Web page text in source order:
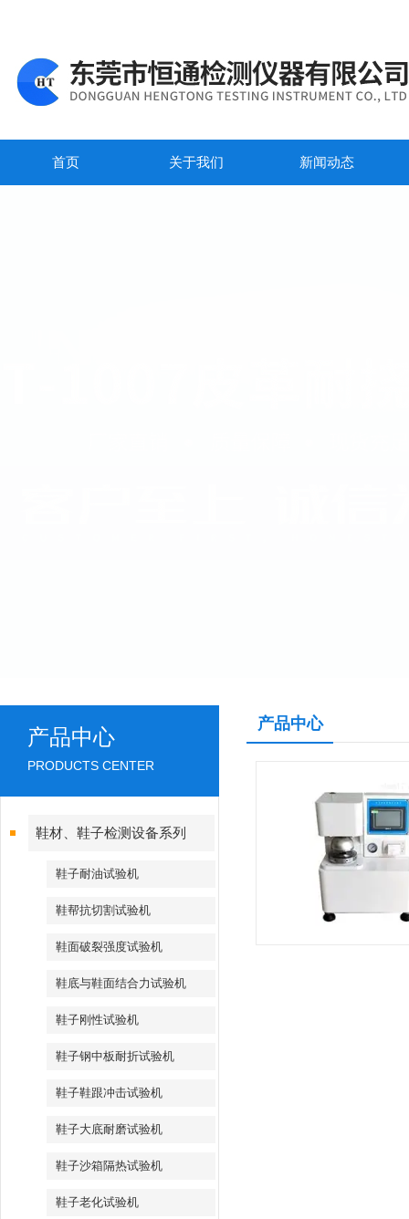
首页 关于我们 新闻动态
产品中心
PRODUCTS CENTER
鞋材、鞋子检测设备系列
鞋子耐油试验机
鞋帮抗切割试验机
鞋面破裂强度试验机
鞋底与鞋面结合力试验机
鞋子刚性试验机
鞋子钢中板耐折试验机
鞋子鞋跟冲击试验机
鞋子大底耐磨试验机
鞋子沙箱隔热试验机
鞋子老化试验机
产品中心